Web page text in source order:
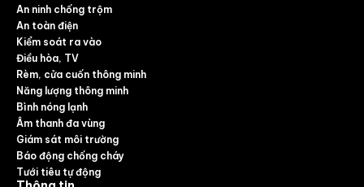
An ninh chống trộm
An toàn điện
Kiểm soát ra vào
Điều hòa, TV
Rèm, cửa cuốn thông minh
Năng lượng thông minh
Bình nóng lạnh
Âm thanh đa vùng
Giám sát môi trường
Báo động chống cháy
Tưới tiêu tự động